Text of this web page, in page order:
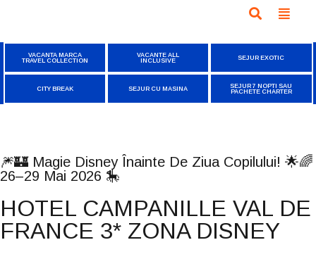
VACANTA MARCA
TRAVEL COLLECTION
VACANTE ALL
INCLUSIVE
SEJUR EXOTIC
CITY BREAK SEJUR CU MASINA
SEJUR 7 NOPTI SAU
PACHETE CHARTER
Oferta publicata la10/12/2025
🎆🏰 Magie Disney Înainte De Ziua Copilului! 🌟🌈
26–29 Mai 2026 🎠
HOTEL CAMPANILLE VAL DE
FRANCE 3* ZONA DISNEY